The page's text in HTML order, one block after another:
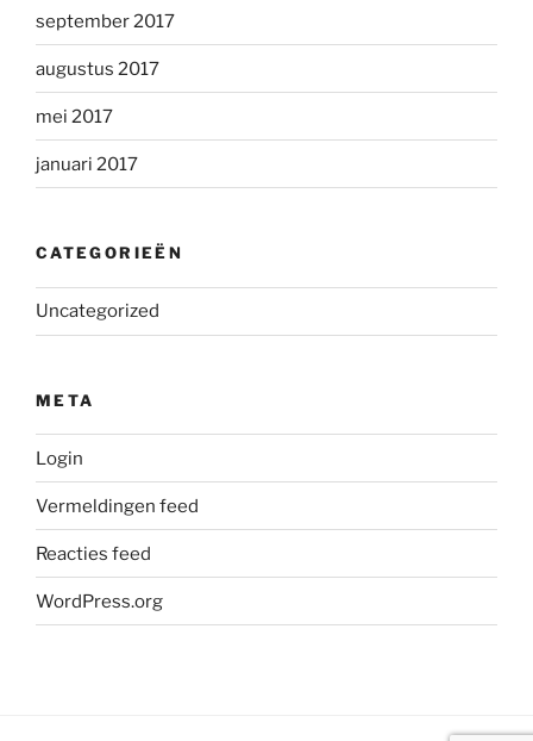
september 2017
augustus 2017
mei 2017
januari 2017
CATEGORIEËN
Uncategorized
META
Login
Vermeldingen feed
Reacties feed
WordPress.org